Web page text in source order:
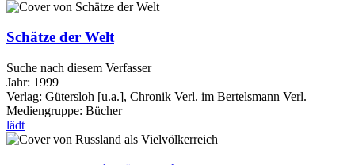
Schätze der Welt
Suche nach diesem Verfasser
Jahr: 1999
Verlag: Gütersloh [u.a.], Chronik Verl. im Bertelsmann Verl.
Mediengruppe: Bücher
lädt